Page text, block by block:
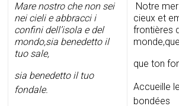
Mare nostro che non sei
nei cieli e abbracci i
confini dell’isola e del
mondo,sia benedetto il
tuo sale,
sia benedetto il tuo
fondale.
Notre mer
cieux et
frontières
que ton
Accueille
bondées